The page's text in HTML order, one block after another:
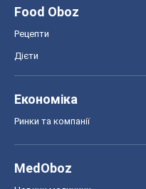
Food Oboz
Рецепти
Дієти
Економіка
Ринки та компанії
MedOboz